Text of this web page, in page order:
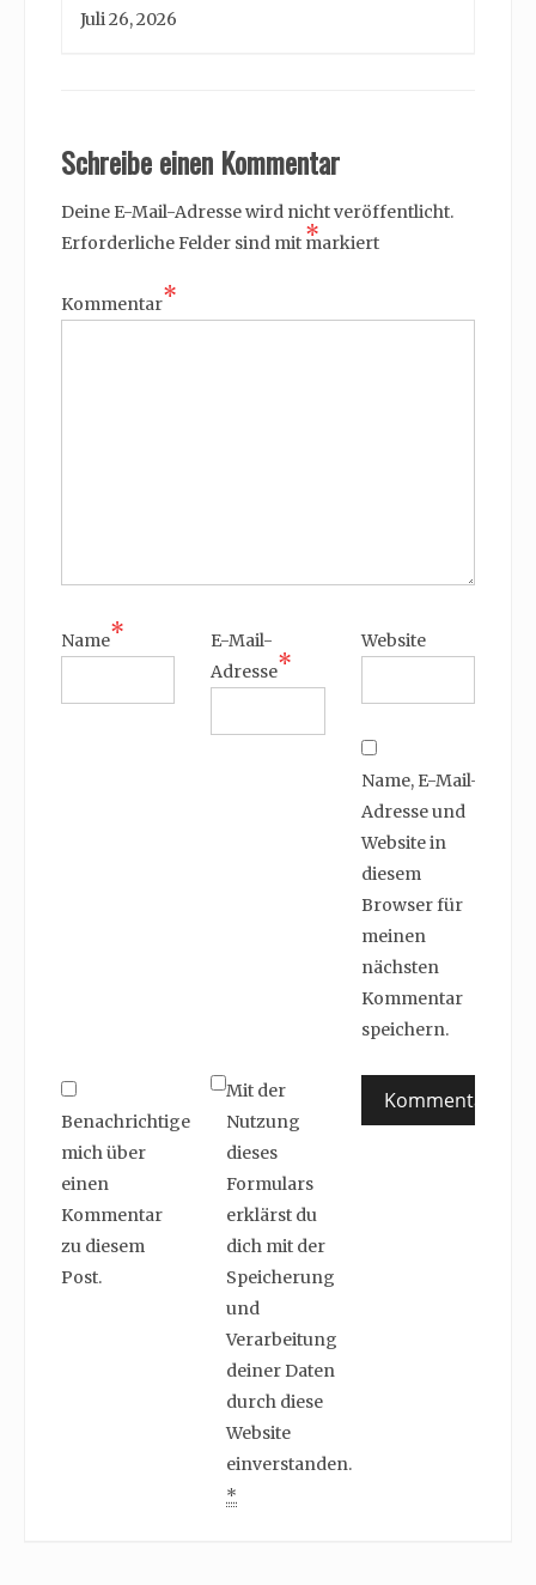
Juli 26, 2026
Schreibe einen Kommentar
Deine E-Mail-Adresse wird nicht veröffentlicht.
Erforderliche Felder sind mit *
markiert
Kommentar*
Name*
E-Mail-
Adresse*
Website
Name, E-Mail-
Adresse und
Website in
diesem
Browser für
meinen
nächsten
Kommentar
speichern.
Benachrichtige
mich über
einen
Kommentar
zu diesem
Post.
Mit der
Nutzung
dieses
Formulars
erklärst du
dich mit der
Speicherung
und
Verarbeitung
deiner Daten
durch diese
Website
einverstanden.
*